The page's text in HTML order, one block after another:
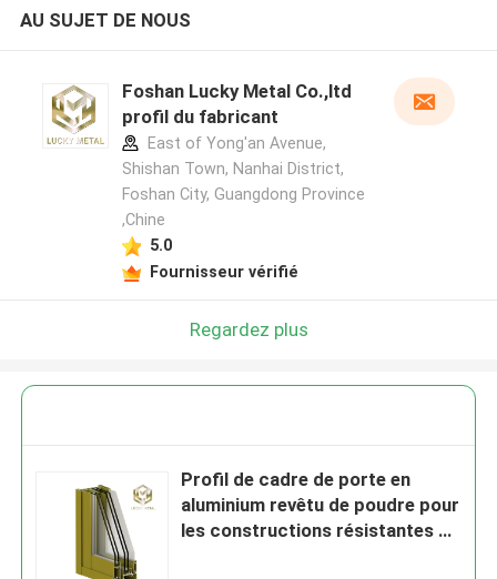
AU SUJET DE NOUS
Foshan Lucky Metal Co.,ltd
profil du fabricant
East of Yong'an Avenue,
Shishan Town, Nanhai District,
Foshan City, Guangdong Province
,Chine
5.0
Fournisseur vérifié
Regardez plus
Profil de cadre de porte en
aluminium revêtu de poudre pour
les constructions résistantes à